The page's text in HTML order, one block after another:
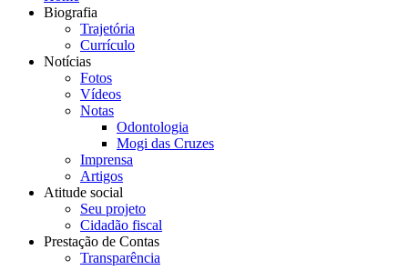
Biografia
Trajetória
Currículo
Notícias
Fotos
Vídeos
Notas
Odontologia
Mogi das Cruzes
Imprensa
Artigos
Atitude social
Seu projeto
Cidadão fiscal
Prestação de Contas
Transparência